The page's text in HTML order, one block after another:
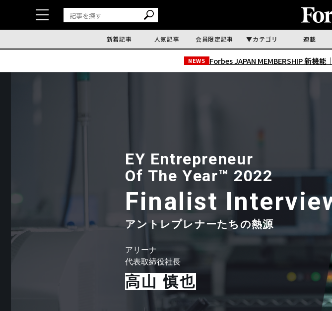
新着記事 人気記事 会員限定記事 カテゴリ 連載
NEWS Forbes JAPAN MEMBERSHIP 新機能｜
EY Entrepreneur
Of The Year™ 2022
Finalist Intervie
アントレプレナーた ちの熱源
ア リ ーナ
代表取締役社長
高山 慎也